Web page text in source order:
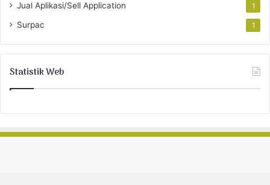
Jual Aplikasi/Sell Application 1
Surpac 1
Statistik Web